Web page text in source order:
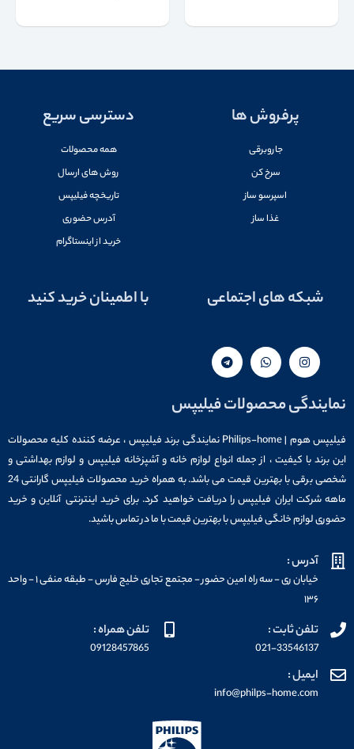
پرفروش ها
جاروبرقی
سرخ کن
اسپرسو ساز
غذا ساز
دسترسی سریع
همه محصولات
روش های ارسال
تاریخچه فیلیپس
آدرس حضوری
خرید از اینستاگرام
شبکه های اجتماعی با اطمینان خرید کنید
نمایندگی محصولات فیلیپس
فیلیپس هوم | Philips-home نمایندگی برند فیلیپس ، عرضه کننده کلیه محصولات
این برند با کیفیت ، از جمله انواع لوازم خانه و آشپزخانه فیلیپس و لوازم بهداشتی و
شخصی برقی با بهترین قیمت می باشد. به همراه خرید محصولات فیلیپس گارانتی 24
ماهه شرکت ایران فیلیپس را دریافت خواهید کرد. برای خرید اینترنتی آنلاین و خرید
حضوری لوازم خانگی فیلیپس با بهترین قیمت با ما در تماس باشید.
آدرس :
خیابان ری - سه راه امین حضور - مجتمع تجاری خلیج فارس - طبقه منفی ۱ - واحد
۱۳۶
تلفن ثابت :
021-33546137
تلفن همراه :
09128457865
ایمیل :
info@philps-home.com